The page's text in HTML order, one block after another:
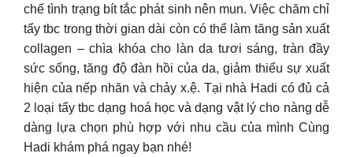
chế tình trạng bít tắc phát sinh nên mun. Việc chăm chỉ
tẩy tbc trong thời gian dài còn có thể làm tăng sản xuất
collagen – chìa khóa cho làn da tươi sáng, tràn đầy
sức sống, tăng độ đàn hồi của da, giảm thiểu sự xuất
hiện của nếp nhăn và chảy x.ệ. Tại nhà Hadi có đủ cả
2 loại tẩy tbc dạng hoá học và dạng vật lý cho nàng dễ
dàng lựa chọn phù hợp với nhu cầu của mình Cùng
Hadi khám phá ngay bạn nhé!